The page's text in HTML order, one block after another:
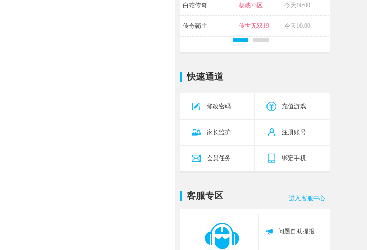
白蛇传奇 杨戬73区 今天10:00
传奇霸主 传世无双19 今天10:00
快速通道
修改密码 充值游戏
家长监护 注册账号
会员任务 绑定手机
进入客服中心
客服专区
问题自助提报